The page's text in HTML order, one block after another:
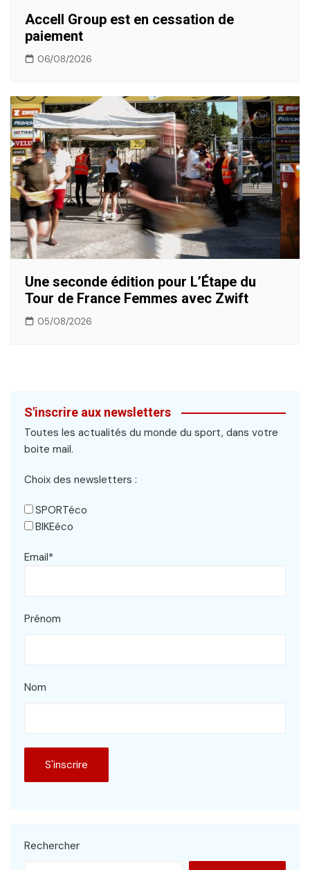
Accell Group est en cessation de
paiement
06/08/2026
Une seconde édition pour L’Étape du
Tour de France Femmes avec Zwift
05/08/2026
S'inscrire aux newsletters
Toutes les actualités du monde du sport, dans votre
boite mail.
Choix des newsletters :
SPORTéco
BIKEéco
Email*
Prénom
Nom
Rechercher